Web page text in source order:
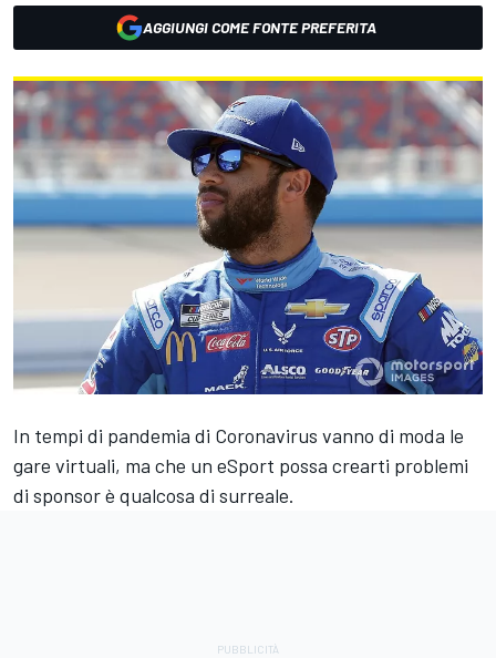
AGGIUNGI COME FONTE PREFERITA
In tempi di pandemia di Coronavirus vanno di moda le
gare virtuali, ma che un eSport possa crearti problemi
di sponsor è qualcosa di surreale.